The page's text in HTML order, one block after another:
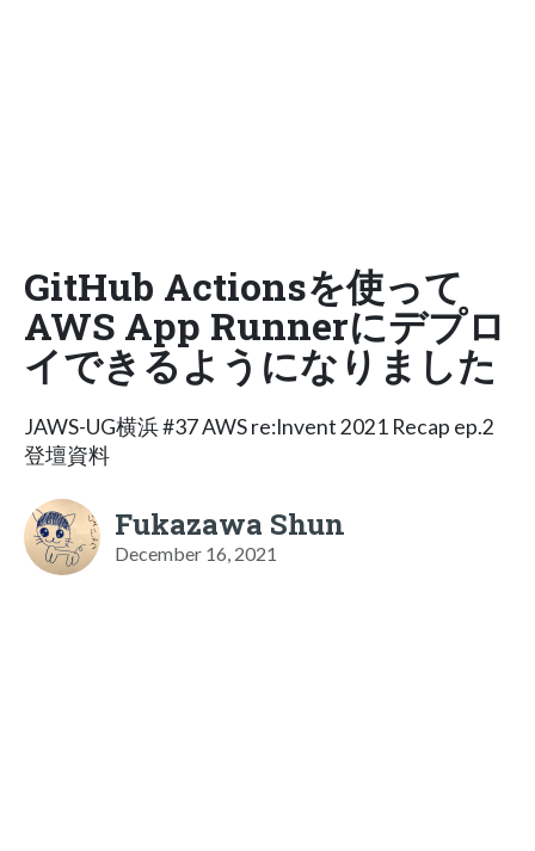
GitHub Actionsを使って
AWS App Runnerにデプロ
イできるようになりました
JAWS-UG横浜 #37 AWS re:Invent 2021 Recap ep.2
登壇資料
Fukazawa Shun
December 16, 2021